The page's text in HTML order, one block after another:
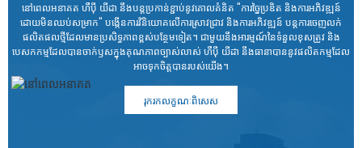
នៅពេលអនាគត ហឺប៉ី យីដា នឹងបន្តប្រកាន់ខ្ជាប់នូវគោលគំនិត "ការច្នៃប្រឌិត និងការអភិវឌ្ឍន៍
ដោយមិនឈប់សម្រាក" បង្កើនការវិនិយោគលើការស្រាវជ្រាវ និងការអភិវឌ្ឍន៍ បន្តការចេញលក់
ផលិតផលថ្មីដែលមានប្រសិទ្ធភាពខ្ពស់បន្ថែមទៀត។ ជាមួយនឹងអារម្មណ៍នៃទំនួលខុសត្រូវ និង
បេសកកម្មដែលបានចាក់ឫសក្នុងគុណភាពច្បាស់លាស់ ហឺប៉ី យីដា នឹងធានាបាននូវផលិតកម្មដែល
អាចទុកចិត្តបានរបស់យើង។
រុករកលក្ខណៈពិសេស